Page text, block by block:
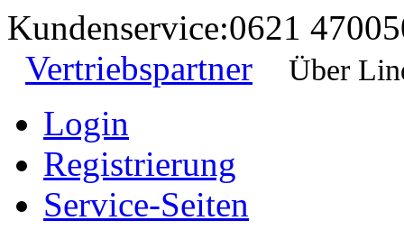
Kundenservice:0621
Vertriebspartner
Über
Login
Registrierung
Service-Seiten